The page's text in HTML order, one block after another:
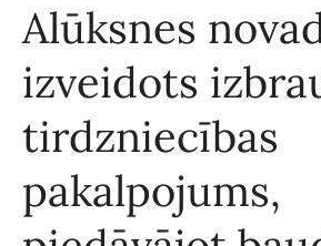
Alūksnes
izveidots
tirdzniecības
pakalpojums,